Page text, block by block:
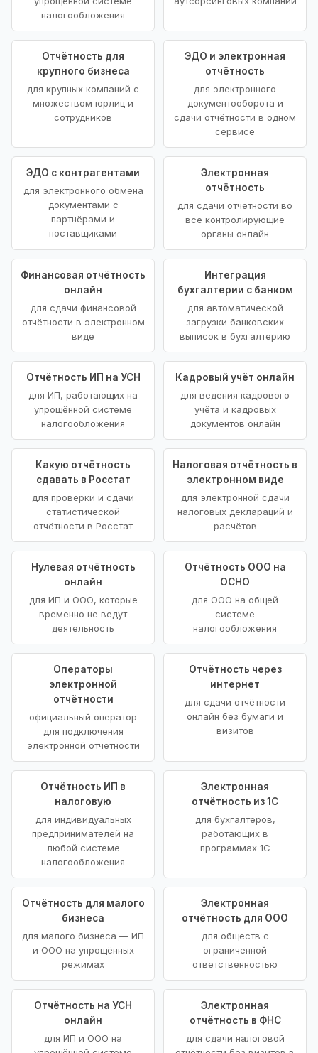
налогообложения
Отчётность для
крупного бизнеса
для крупных компаний с
множеством юрлиц и
сотрудников
ЭДО и электронная
отчётность
для электронного
документооборота и
сдачи отчётности в одном
сервисе
ЭДО с контрагентами
для электронного обмена
документами с
партнёрами и
поставщиками
Электронная
отчётность
для сдачи отчётности во
все контролирующие
органы онлайн
Финансовая отчётность
онлайн
для сдачи финансовой
отчётности в электронном
виде
Интеграция
бухгалтерии с банком
для автоматической
загрузки банковских
выписок в бухгалтерию
Отчётность ИП на УСН
для ИП, работающих на
упрощённой системе
налогообложения
Кадровый учёт онлайн
для ведения кадрового
учёта и кадровых
документов онлайн
Какую отчётность
сдавать в Росстат
для проверки и сдачи
статистической
отчётности в Росстат
Налоговая отчётность в
электронном виде
для электронной сдачи
налоговых деклараций и
расчётов
Нулевая отчётность
онлайн
для ИП и ООО, которые
временно не ведут
деятельность
Отчётность ООО на
ОСНО
для ООО на общей
системе
налогообложения
Операторы
электронной
отчётности
официальный оператор
для подключения
электронной отчётности
Отчётность через
интернет
для сдачи отчётности
онлайн без бумаги и
визитов
Отчётность ИП в
налоговую
для индивидуальных
предпринимателей на
любой системе
налогообложения
Электронная
отчётность из 1С
для бухгалтеров,
работающих в
программах 1С
Отчётность для малого
бизнеса
для малого бизнеса — ИП
и ООО на упрощённых
режимах
Электронная
отчётность для ООО
для обществ с
ограниченной
ответственностью
Отчётность на УСН
онлайн
для ИП и ООО на
Электронная
отчётность в ФНС
для сдачи налоговой